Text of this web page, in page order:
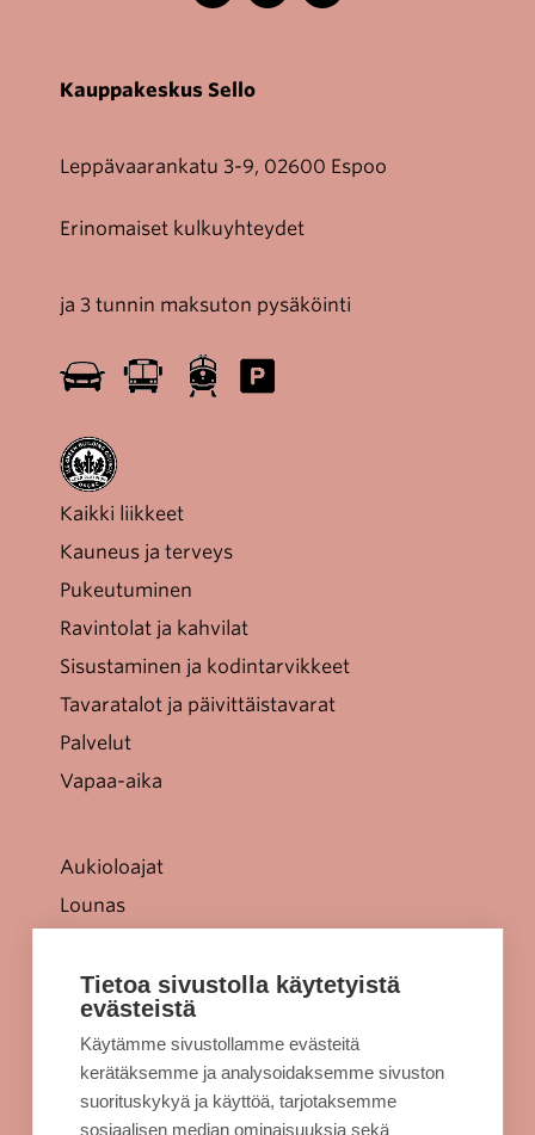
Kauppakeskus Sello
Leppävaarankatu 3-9, 02600 Espoo
Erinomaiset kulkuyhteydet
ja 3 tunnin maksuton pysäköinti
Kaikki liikkeet
Kauneus ja terveys
Pukeutuminen
Ravintolat ja kahvilat
Sisustaminen ja kodintarvikkeet
Tavaratalot ja päivittäistavarat
Palvelut
Vapaa-aika
Aukioloajat
Lounas
Jellonaparkki lapsille
Kulkuyhteydet
Rekisteriseloste
Evästeet
Tietoa sivustolla käytetyistä
evästeistä
Käytämme sivustollamme evästeitä
kerätäksemme ja analysoidaksemme sivuston
suorituskykyä ja käyttöä, tarjotaksemme
sosiaalisen median ominaisuuksia sekä